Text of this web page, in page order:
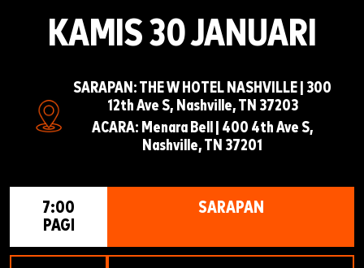
KAMIS 30 JANUARI
SARAPAN: THE W HOTEL NASHVILLE | 300
12th Ave S, Nashville, TN 37203
ACARA: Menara Bell | 400 4th Ave S,
Nashville, TN 37201
7:00
PAGI
SARAPAN